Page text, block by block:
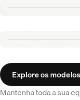
Explore os modelos
Mantenha toda a sua